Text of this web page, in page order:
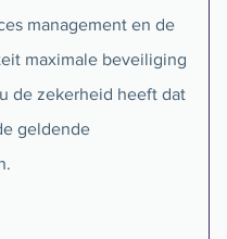
management en de
maximale beveiliging
de zekerheid heeft dat
geldende